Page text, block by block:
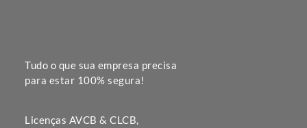
Tudo o que sua empresa precisa
para estar 100% segura!
Licenças AVCB & CLCB,